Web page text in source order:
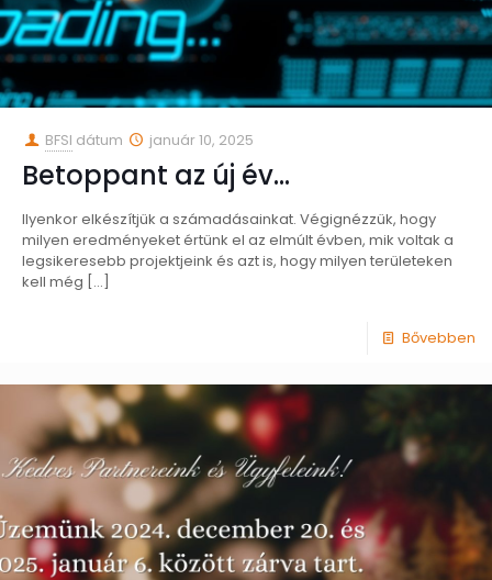
BFSI dátum január 10, 2025
Betoppant az új év…
Ilyenkor elkészítjük a számadásainkat. Végignézzük, hogy
milyen eredményeket értünk el az elmúlt évben, mik voltak a
legsikeresebb projektjeink és azt is, hogy milyen területeken
kell még […]
Bővebben